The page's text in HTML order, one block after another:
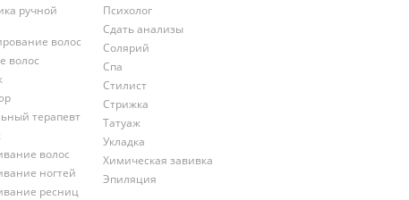
ручной
волос
волос
терапевт
волос
ногтей
ресниц
Психолог
Сдать анализы
Солярий
Спа
Стилист
Стрижка
Татуаж
Укладка
Химическая завивка
Эпиляция